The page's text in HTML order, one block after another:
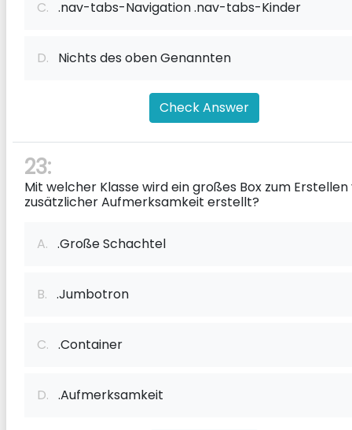
C. .nav-tabs-Navigation .nav-tabs-Kinder
D. Nichts des oben Genannten
Check Answer
23:
Mit welcher Klasse wird ein großes Box zum Erstellen
zusätzlicher Aufmerksamkeit erstellt?
A. .Große Schachtel
B. .Jumbotron
C. .Container
D. .Aufmerksamkeit